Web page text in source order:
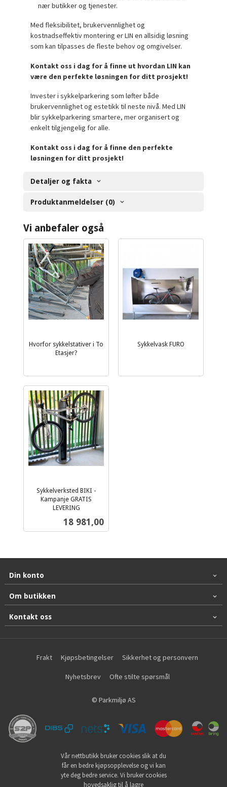
nær butikker og tjenester.
Med fleksibilitet, brukervennlighet og
kostnadseffektiv montering er LIN en allsidig løsning
som kan tilpasses de fleste behov og omgivelser.
Kontakt oss i dag for å finne ut hvordan LIN kan
være den perfekte løsningen for ditt prosjekt!
Invester i sykkelparkering som løfter både
brukervennlighet og estetikk til neste nivå. Med LIN
blir sykkelparkering smartere, mer organisert og
enkelt tilgjengelig for alle.
Kontakt oss i dag for å finne den perfekte
løsningen for ditt prosjekt!
Detaljer og fakta
Produktanmeldelser (0)
Vi anbefaler også
Hvorfor sykkelstativer i To
Etasjer?
Sykkelvask FURO
Sykkelverksted BIKI -
Kampanje GRATIS
LEVERING
Pris
18 981,00
Din konto
Om butikken
Kontakt oss
Frakt Kjøpsbetingelser Sikkerhet og personvern
Nyhetsbrev Ofte stilte spørsmål
© Parkmiljø AS
Vår nettbutikk bruker cookies slik at du
får en bedre kjøpsopplevelse og vi kan
yte deg bedre service. Vi bruker cookies
hovedsaklig til å lagre